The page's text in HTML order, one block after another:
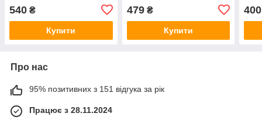
540 ₴
Купити
479₴
Купити
400
Про нас
95% позитивних з 151 відгука за рік
Працює з 28.11.2024